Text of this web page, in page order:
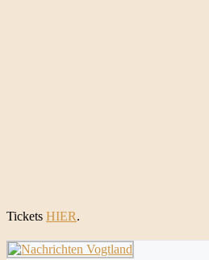
Tickets HIER.